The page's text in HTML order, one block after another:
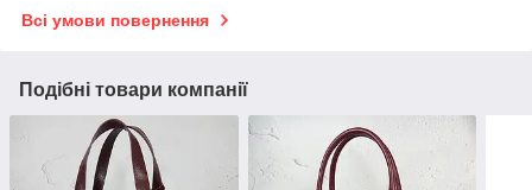
Всі умови повернення
Подібні товари компанії